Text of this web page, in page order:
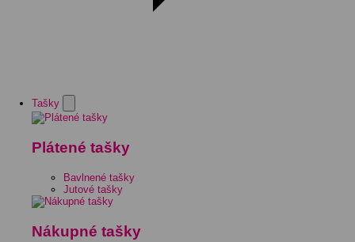
Tašky
Plátené tašky
Bavlnené tašky
Jutové tašky
Nákupné tašky